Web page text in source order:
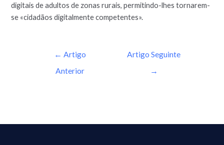
digitais de adultos de zonas rurais, permitindo-lhes tornarem-
se «cidadãos digitalmente competentes».
← Artigo
Anterior
Artigo Seguinte
→